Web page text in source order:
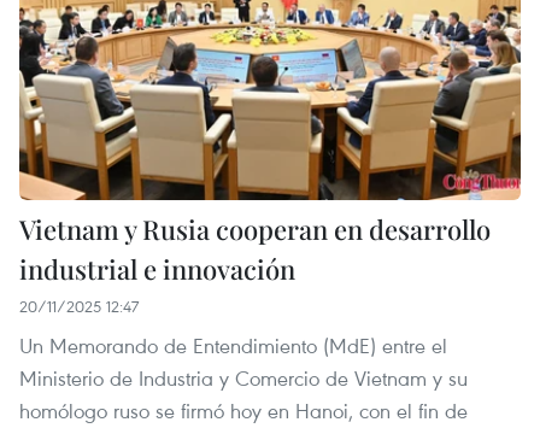
Vietnam y Rusia cooperan en desarrollo
industrial e innovación
20/11/2025 12:47
Un Memorando de Entendimiento (MdE) entre el
Ministerio de Industria y Comercio de Vietnam y su
homólogo ruso se firmó hoy en Hanoi, con el fin de